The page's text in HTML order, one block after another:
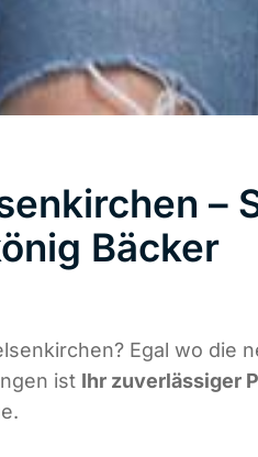
–
Bäcker
Egal wo die
ist Ihr zuverlässiger